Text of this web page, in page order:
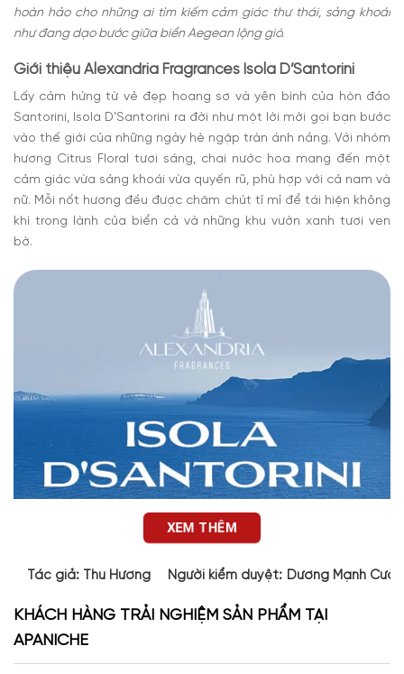
hoàn hảo cho những ai tìm kiếm cảm giác thư thái, sảng khoái
như đang dạo bước giữa biển Aegean lộng gió.
Giới thiệu Alexandria Fragrances Isola D’Santorini
Lấy cảm hứng từ vẻ đẹp hoang sơ và yên bình của hòn đảo
Santorini, Isola D’Santorini ra đời như một lời mời gọi bạn bước
vào thế giới của những ngày hè ngập tràn ánh nắng. Với nhóm
hương Citrus Floral tươi sáng, chai nước hoa mang đến một
cảm giác vừa sảng khoái vừa quyến rũ, phù hợp với cả nam và
nữ. Mỗi nốt hương đều được chăm chút tỉ mỉ để tái hiện không
khí trong lành của biển cả và những khu vườn xanh tươi ven
bờ.
XEM THÊM
Tác giả: Thu Hương Người kiểm duyệt: Dương Mạnh
KHÁCH HÀNG TRẢI NGHIỆM SẢN PHẨM TẠI
APANICHE